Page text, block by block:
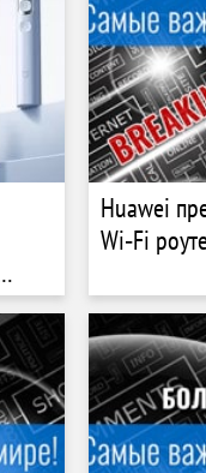
Huawei
Wi‑Fi